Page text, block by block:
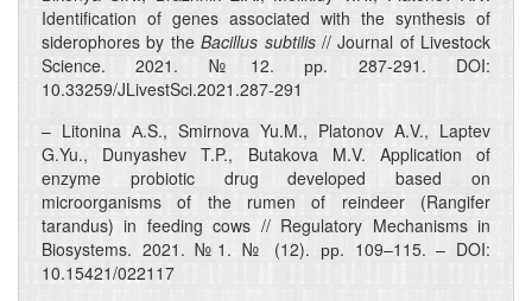
Identification of genes associated with the synthesis of
siderophores by theBacillus subtilis// Journal of Livestock
Science. 2021. №12. рр. 287-291. DOI:
10.33259/JLivestSci.2021.287-291
– Litonina А.S., Smirnova Yu.M., Platonov A.V., Laptev
G.Yu., Dunyashev T.P., Butakova M.V. Application of
enzyme probiotic drug developed based on
microorganisms of the rumen of reindeer (Rangifer
tarandus) in feeding cows // Regulatory Mechanisms in
Biosystems. 2021. №1. № (12). рр. 109–115. – DOI:
10.15421/022117